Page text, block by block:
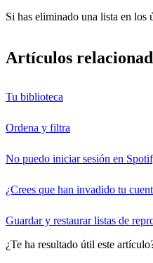
Si has eliminado una lista en los
Artículos
Tu biblioteca
Ordena y filtra
No puedo iniciar sesión en
¿Crees que han invadido tu
Guardar y restaurar listas de
¿Te ha resultado útil este